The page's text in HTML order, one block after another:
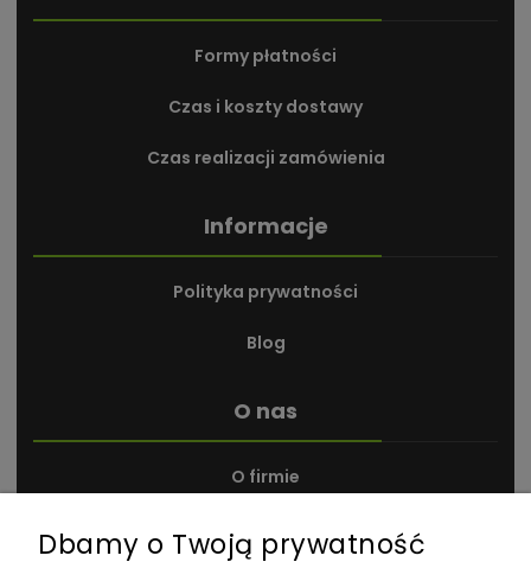
Formy płatności
Czas i koszty dostawy
Czas realizacji zamówienia
Informacje
Polityka prywatności
Blog
O nas
O firmie
Kontakt i dane firmy
Dbamy o Twoją prywatność